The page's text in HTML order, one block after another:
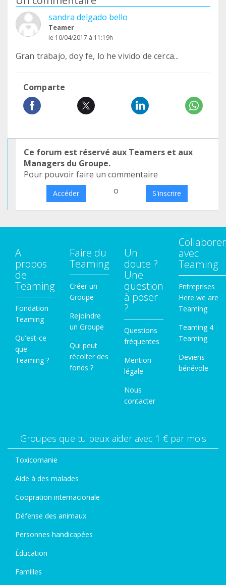
sandra delgado bello
Teamer
le 10/04/2017 à 11:19h
Gran trabajo, doy fe, lo he vivido de cerca...
Comparte
Ce forum est réservé aux Teamers et aux
Managers du Groupe.
Pour pouvoir faire un commentaire
Accéder o S'inscrire
A
propos
de
Teaming
Fondation
Teaming
Qu'est-ce
que
Teaming ?
Faire du
Teaming
Créer un
Groupe
Rejoindre
un Groupe
Qui peut
récolter des
fonds ?
Un
doute ?
Une
question
à poser
?
Questions
fréquentes
Mention
légale
Nous
contacter
Collaborer
avec
Teaming
Entreprises
Here we are
Teaming
Teaming 4
Teaming
Deviens
bénévole
Groupes que tu peux aider avec 1 € par mois
Toxicomanie
Aide à des malades
Coopration internacionale
Défense des animaux
Personnes handicapées
Éducation
Familles